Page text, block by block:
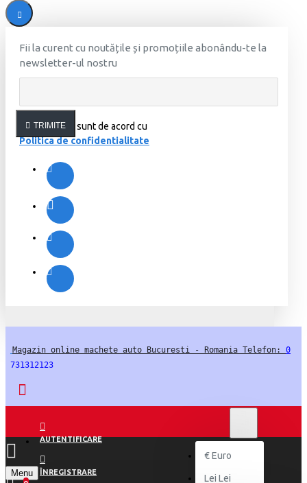
Fii la curent cu noutățile și promoțiile abonându-te la
newsletter-ul nostru
TRIMITE
Am citit şi sunt de acord cu
Politica de confidentialitate
Magazin online machete auto Bucuresti - Romania Telefon: 0
731312123
AUTENTIFICARE
ÎNREGISTRARE
€Euro
Lei Lei
Menu